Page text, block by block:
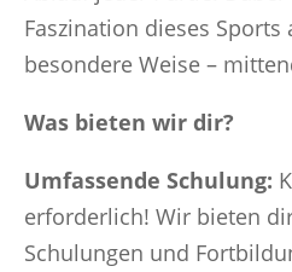
Faszination dieses Sports
besondere Weise –
Was bieten wir dir?
Umfassende Schulung:
erforderlich! Wir bieten
Schulungen und